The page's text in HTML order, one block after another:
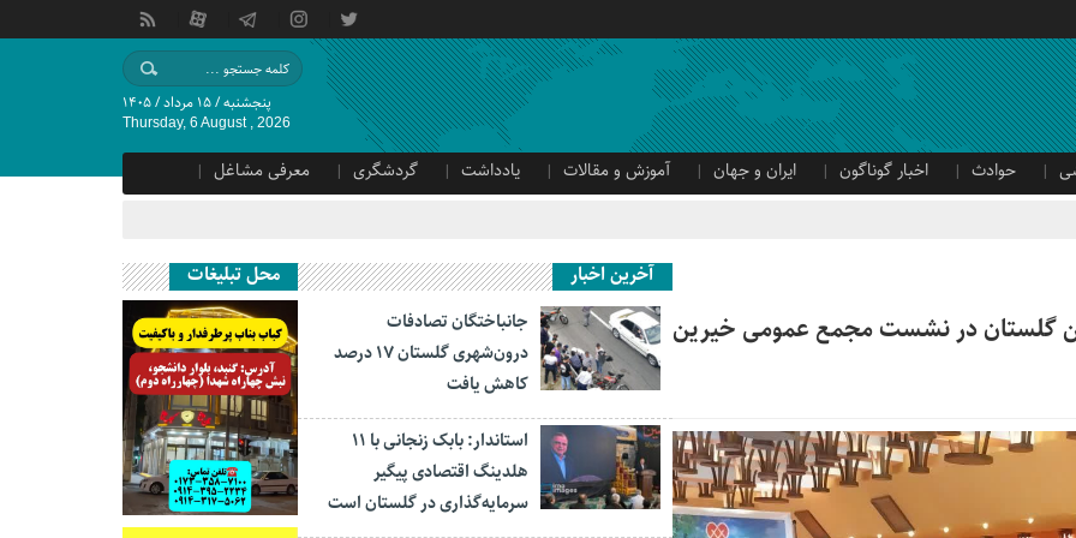
پنجشنبه / ۱۵ مرداد / ۱۴۰۵
Thursday, 6 August , 2026
حوادث اخبار گوناگون ایران و جهان آموزش و مقالات یادداشت گردشگری
معرفی مشاغل
گلستان در نشست مجمع عمومی خیرین
آخرین اخبار
جانباختگان تصادفات
درون‌شهری گلستان ۱۷ درصد
کاهش یافت
استاندار: بابک زنجانی با ۱۱
هلدینگ اقتصادی پیگیر
سرمایه‌گذاری در گلستان است
محل تبلیغات